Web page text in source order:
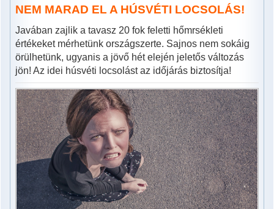
NEM MARAD EL A HÚSVÉTI LOCSOLÁS!
Javában zajlik a tavasz 20 fok feletti hőmrsékleti
értékeket mérhetünk országszerte. Sajnos nem sokáig
örülhetünk, ugyanis a jövő hét elején jeletős változás
jön! Az idei húsvéti locsolást az időjárás biztosítja!